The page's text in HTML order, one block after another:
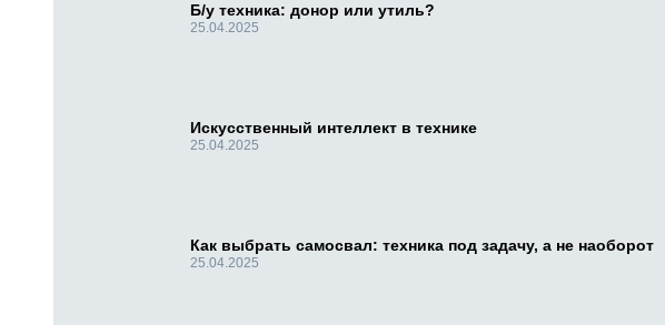
Б/у техника: донор или утиль?
25.04.2025
Искусственный интеллект в технике
25.04.2025
Как выбрать самосвал: техника под задачу, а не наоборот
25.04.2025